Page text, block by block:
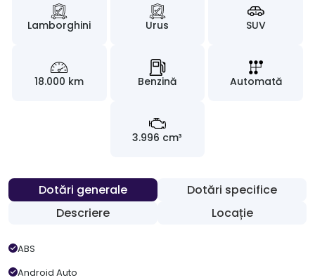
Lamborghini Urus SUV
18.000 km Benzină Automată
3.996 cm³
Dotări generale
Dotări specifice
Descriere
Locație
ABS
Android Auto